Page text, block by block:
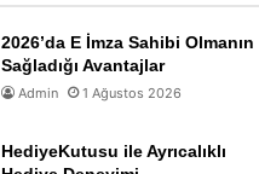
2026’da E İmza Sahibi Olmanın
Sağladığı Avantajlar
Admin 1 Ağustos 2026
HediyeKutusu ile Ayrıcalıklı